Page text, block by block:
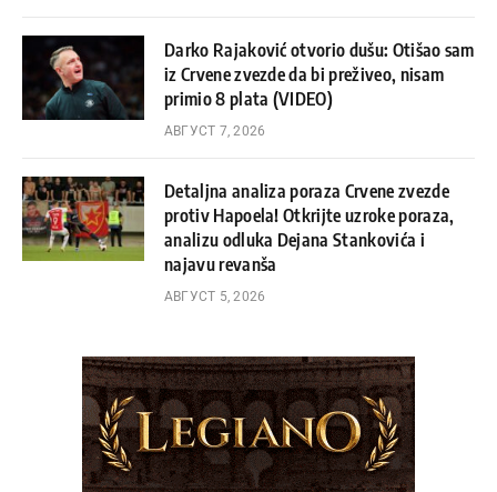
Darko Rajaković otvorio dušu: Otišao sam
iz Crvene zvezde da bi preživeo, nisam
primio 8 plata (VIDEO)
АВГУСТ 7, 2026
Detaljna analiza poraza Crvene zvezde
protiv Hapoela! Otkrijte uzroke poraza,
analizu odluka Dejana Stankovića i
najavu revanša
АВГУСТ 5, 2026